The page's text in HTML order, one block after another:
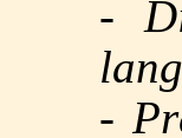
-
-